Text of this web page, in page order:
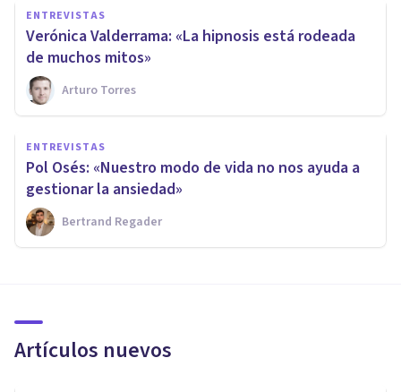
ENTREVISTAS
Verónica Valderrama: «La hipnosis está rodeada
de muchos mitos»
Arturo Torres
ENTREVISTAS
Pol Osés: «Nuestro modo de vida no nos ayuda a
gestionar la ansiedad»
Bertrand Regader
Artículos nuevos